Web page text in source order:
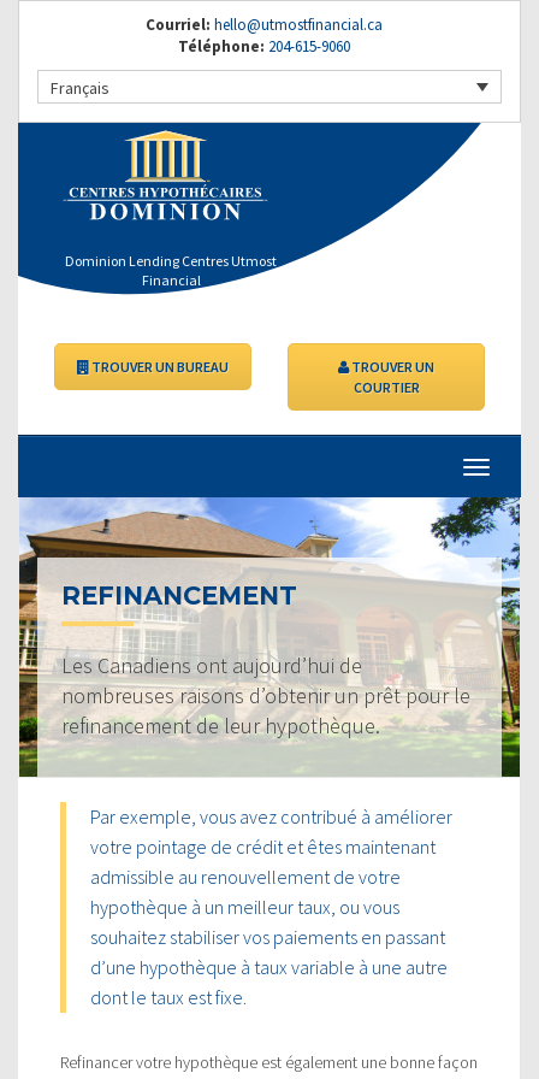
Courriel: hello@utmostfinancial.ca
Téléphone: 204-615-9060
Français
Dominion Lending Centres Utmost
Financial
TROUVER UN BUREAU
TROUVER UN
COURTIER
REFINANCEMENT
Les Canadiens ont aujourd’hui de
nombreuses raisons d’obtenir un prêt pour le
refinancement de leur hypothèque.
Par exemple, vous avez contribué à améliorer
votre pointage de crédit et êtes maintenant
admissible au renouvellement de votre
hypothèque à un meilleur taux, ou vous
souhaitez stabiliser vos paiements en passant
d’une hypothèque à taux variable à une autre
dont le taux est fixe.
Refinancer votre hypothèque est également une bonne façon